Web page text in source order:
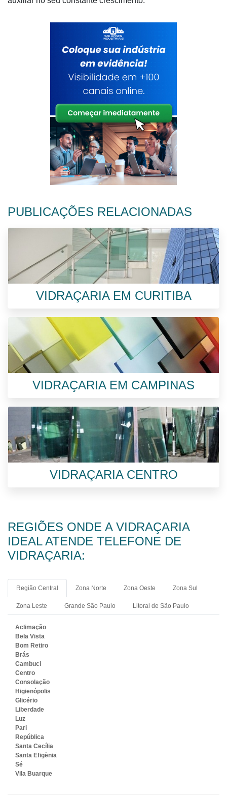
PUBLICAÇÕES RELACIONADAS
VIDRAÇARIA EM CURITIBA
VIDRAÇARIA EM CAMPINAS
VIDRAÇARIA CENTRO
REGIÕES ONDE A VIDRAÇARIA
IDEAL ATENDE TELEFONE DE
VIDRAÇARIA:
Região Central Zona Norte Zona Oeste Zona Sul
Zona Leste Grande São Paulo Litoral de São Paulo
Aclimação
Bela Vista
Bom Retiro
Brás
Cambuci
Centro
Consolação
Higienópolis
Glicério
Liberdade
Luz
Pari
República
Santa Cecília
Santa Efigênia
Sé
Vila Buarque